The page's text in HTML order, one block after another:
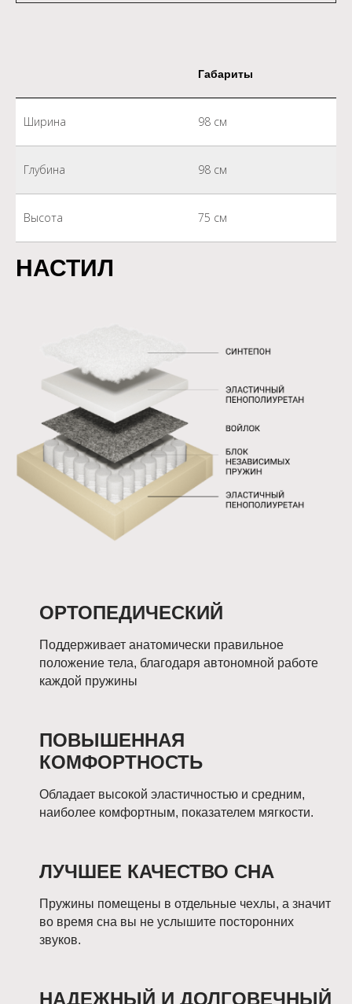
Габариты
Ширина 98 см
Глубина 98 см
Высота 75 см
НАСТИЛ
ОРТОПЕДИЧЕСКИЙ
Поддерживает анатомически правильное
положение тела, благодаря автономной работе
каждой пружины
ПОВЫШЕННАЯ
КОМФОРТНОСТЬ
Обладает высокой эластичностью и средним,
наиболее комфортным, показателем мягкости.
ЛУЧШЕЕ КАЧЕСТВО СНА
Пружины помещены в отдельные чехлы, а значит
во время сна вы не услышите посторонних
звуков.
НАДЕЖНЫЙ И ДОЛГОВЕЧНЫЙ